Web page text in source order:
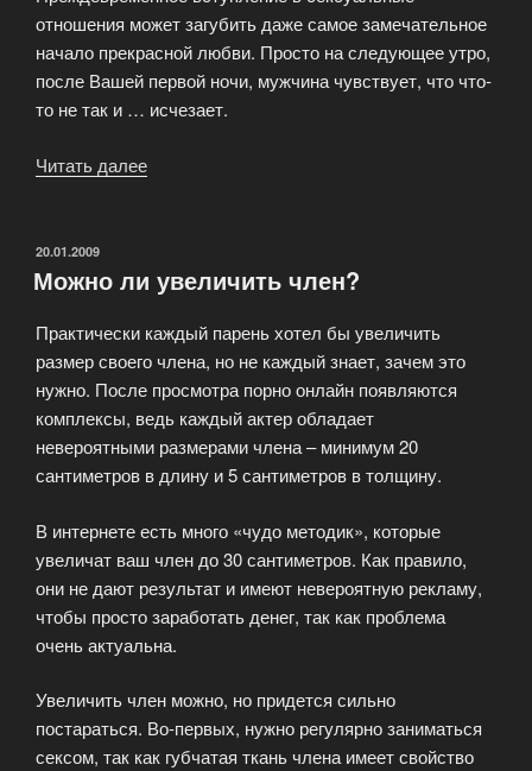
отношения может загубить даже самое замечательное
начало прекрасной любви. Просто на следующее утро,
после Вашей первой ночи, мужчина чувствует, что что-
то не так и … исчезает.
Читать далее
ОПУБЛИКОВАНО
20.01.2009
Можно ли увеличить член?
Практически каждый парень хотел бы увеличить
размер своего члена, но не каждый знает, зачем это
нужно. После просмотра порно онлайн появляются
комплексы, ведь каждый актер обладает
невероятными размерами члена – минимум 20
сантиметров в длину и 5 сантиметров в толщину.
В интернете есть много «чудо методик», которые
увеличат ваш член до 30 сантиметров. Как правило,
они не дают результат и имеют невероятную рекламу,
чтобы просто заработать денег, так как проблема
очень актуальна.
Увеличить член можно, но придется сильно
постараться. Во-первых, нужно регулярно заниматься
сексом, так как губчатая ткань члена имеет свойство